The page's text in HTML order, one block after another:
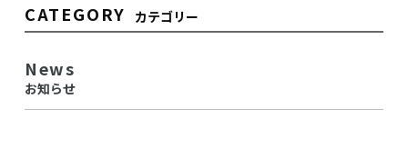
CATEGORY カテゴリー
News
お知らせ